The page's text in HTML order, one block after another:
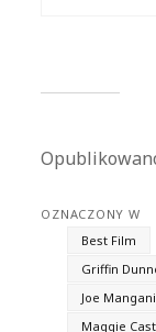
OZNACZONY W
Best Film
Griffin
Joe
Maggie